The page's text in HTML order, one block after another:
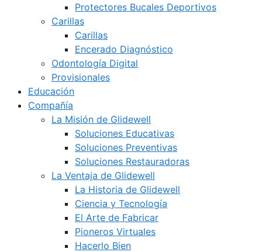
Protectores Bucales Deportivos
Carillas
Carillas
Encerado Diagnóstico
Odontología Digital
Provisionales
Educación
Compañía
La Misión de Glidewell
Soluciones Educativas
Soluciones Preventivas
Soluciones Restauradoras
La Ventaja de Glidewell
La Historia de Glidewell
Ciencia y Tecnología
El Arte de Fabricar
Pioneros Virtuales
Hacerlo Bien